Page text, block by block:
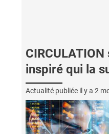
inspiré qui la
Actualité publiée il y a 2